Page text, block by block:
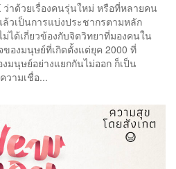
าด้วยเรื่องคนรุ่นใหม่ หรือที่หลายคน
ล้วเป็นการแบ่งประชากรตามหลัก
ได้เกี่ยวข้องกับจิตวิทยาที่มองคนใน
องมนุษย์ที่เกิดตั้งแต่ยุค 2000 ที่
มนุษย์อย่างแยกกันไม่ออก ก็เป็น
ามเชื่อ...